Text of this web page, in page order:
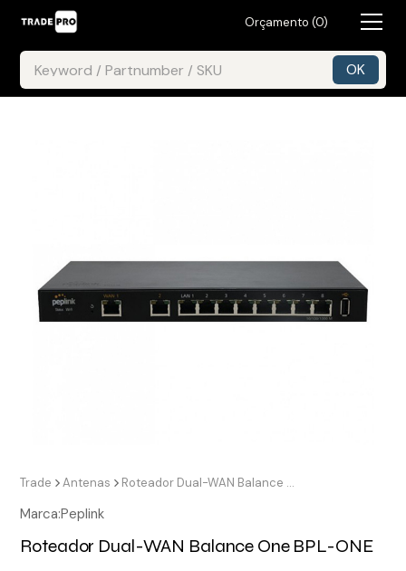
Orçamento (0)
Trade Antenas Roteador Dual-WAN Balance One BPL-ONE
Marca:Peplink
Roteador Dual-WAN Balance One BPL-ONE